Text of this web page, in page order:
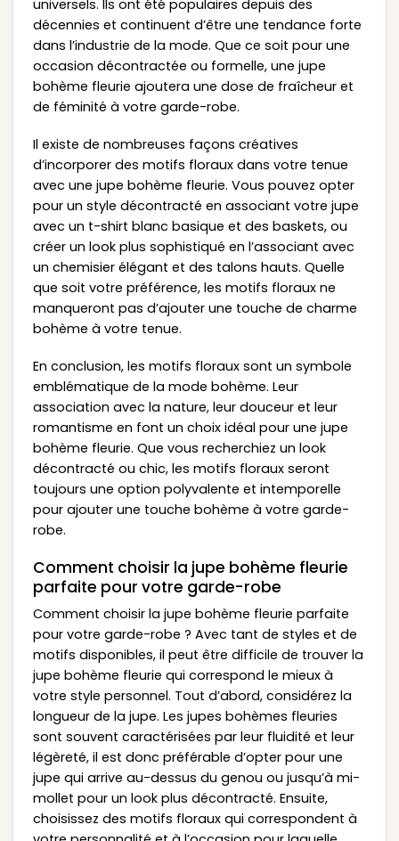
universels. Ils ont été populaires depuis des
décennies et continuent d’être une tendance forte
dans l’industrie de la mode. Que ce soit pour une
occasion décontractée ou formelle, une jupe
bohème fleurie ajoutera une dose de fraîcheur et
de féminité à votre garde-robe.
Il existe de nombreuses façons créatives
d’incorporer des motifs floraux dans votre tenue
avec une jupe bohème fleurie. Vous pouvez opter
pour un style décontracté en associant votre jupe
avec un t-shirt blanc basique et des baskets, ou
créer un look plus sophistiqué en l’associant avec
un chemisier élégant et des talons hauts. Quelle
que soit votre préférence, les motifs floraux ne
manqueront pas d’ajouter une touche de charme
bohème à votre tenue.
En conclusion, les motifs floraux sont un symbole
emblématique de la mode bohème. Leur
association avec la nature, leur douceur et leur
romantisme en font un choix idéal pour une jupe
bohème fleurie. Que vous recherchiez un look
décontracté ou chic, les motifs floraux seront
toujours une option polyvalente et intemporelle
pour ajouter une touche bohème à votre garde-
robe.
Comment choisir la jupe bohème fleurie
parfaite pour votre garde-robe
Comment choisir la jupe bohème fleurie parfaite
pour votre garde-robe ? Avec tant de styles et de
motifs disponibles, il peut être difficile de trouver la
jupe bohème fleurie qui correspond le mieux à
votre style personnel. Tout d’abord, considérez la
longueur de la jupe. Les jupes bohèmes fleuries
sont souvent caractérisées par leur fluidité et leur
légèreté, il est donc préférable d’opter pour une
jupe qui arrive au-dessus du genou ou jusqu’à mi-
mollet pour un look plus décontracté. Ensuite,
choisissez des motifs floraux qui correspondent à